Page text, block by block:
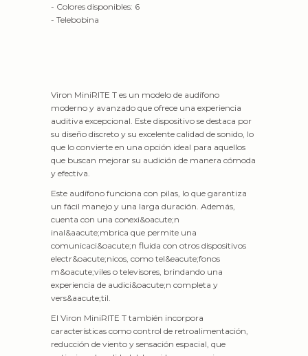
- Colores disponibles: 6
- Telebobina
Viron MiniRITE T es un modelo de audífono
moderno y avanzado que ofrece una experiencia
auditiva excepcional. Este dispositivo se destaca por
su diseño discreto y su excelente calidad de sonido, lo
que lo convierte en una opción ideal para aquellos
que buscan mejorar su audición de manera cómoda
y efectiva.
Este audífono funciona con pilas, lo que garantiza
un fácil manejo y una larga duración. Además,
cuenta con una conexi&oacute;n
inal&aacute;mbrica que permite una
comunicaci&oacute;n fluida con otros dispositivos
electr&oacute;nicos, como tel&eacute;fonos
m&oacute;viles o televisores, brindando una
experiencia de audici&oacute;n completa y
vers&aacute;til.
El Viron MiniRITE T también incorpora
características como control de retroalimentación,
reducción de viento y sensación espacial, que